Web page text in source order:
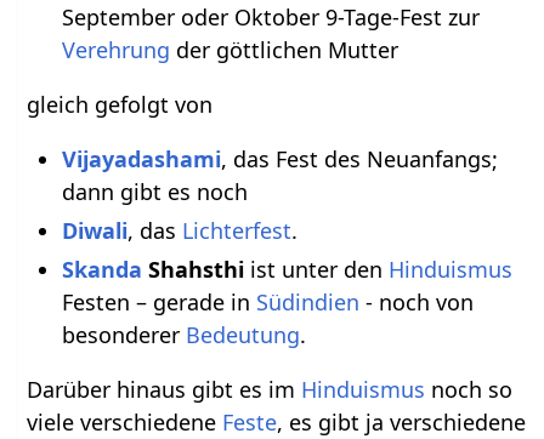
September oder Oktober 9-Tage-Fest zur
Verehrung der göttlichen Mutter
gleich gefolgt von
Vijayadashami, das Fest des Neuanfangs;
dann gibt es noch
Diwali, das Lichterfest.
Skanda Shahsthiist unter den Hinduismus
Festen – gerade in Südindien - noch von
besonderer Bedeutung.
Darüber hinaus gibt es im Hinduismus noch so
viele verschiedene Feste, es gibt ja verschiedene